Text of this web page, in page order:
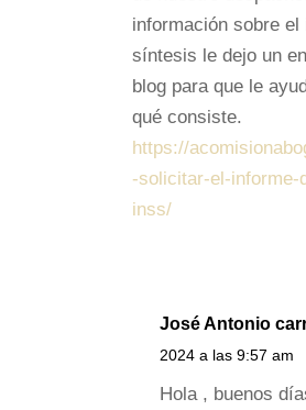
información sobre el
síntesis le dejo un
blog para que le
qué consiste.
https://
-solicitar-el-informe-
inss/
José Antonio
2024 a las 9:57 am
Hola , buenos